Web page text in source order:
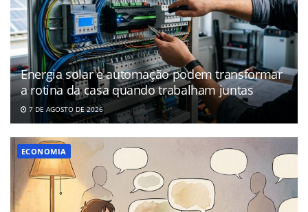
Energia solar e automação podem transformar
a rotina da casa quando trabalham juntas
7 DE AGOSTO DE 2026
ECONOMIA